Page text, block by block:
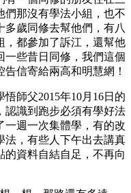
們那沒有學法小組，也不
歲同修去幫他們，有八
，都參加了訴江，還幫他
一些昔日同修，我們這個
信寄給兩高和明慧網！
師父2015年10月16日的
認識到跑步必須有學好法
一週一次集體學，有的改
法，有些人下午出去講真
的資料自結自足，不再向